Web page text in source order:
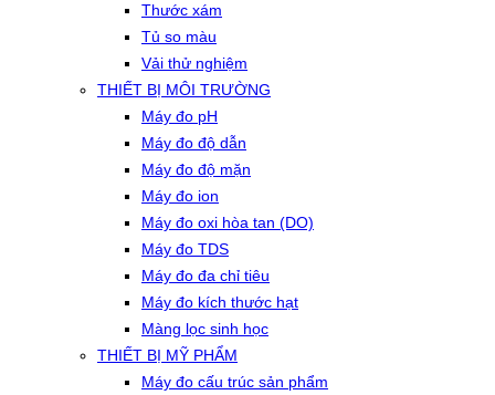
Thước xám
Tủ so màu
Vải thử nghiệm
THIẾT BỊ MÔI TRƯỜNG
Máy đo pH
Máy đo độ dẫn
Máy đo độ mặn
Máy đo ion
Máy đo oxi hòa tan (DO)
Máy đo TDS
Máy đo đa chỉ tiêu
Máy đo kích thước hạt
Màng lọc sinh học
THIẾT BỊ MỸ PHẨM
Máy đo cấu trúc sản phẩm